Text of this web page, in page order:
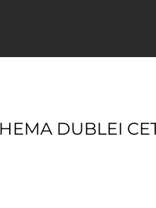
DUBLEI